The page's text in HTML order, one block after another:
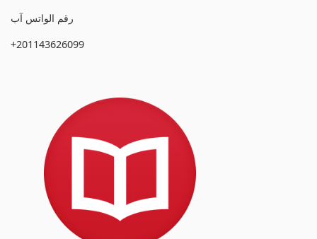
رقم الواتس آب
+201143626099